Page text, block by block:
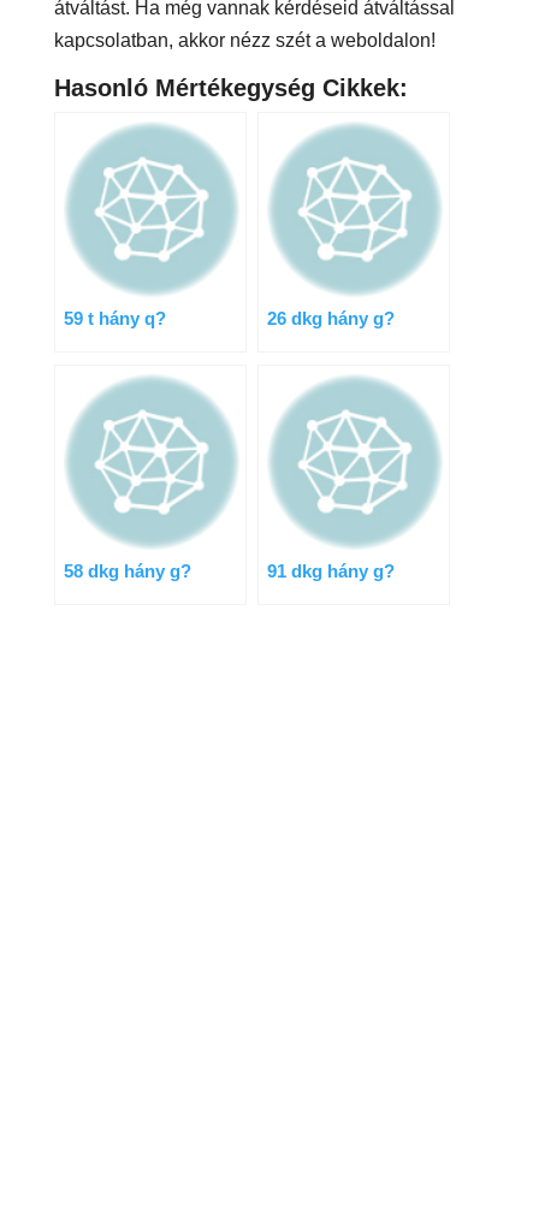
átváltást. Ha még vannak kérdéseid átváltással
kapcsolatban, akkor nézz szét a weboldalon!
Hasonló Mértékegység Cikkek:
59 t hány q? 26 dkg hány g?
58 dkg hány g? 91 dkg hány g?